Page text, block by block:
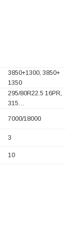
3850+1300, 3850+
1350
295/80R22.5 16PR,
315…
7000/18000
3
10